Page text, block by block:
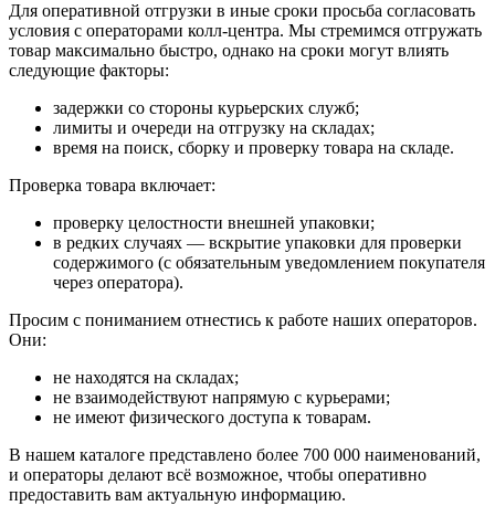
Для оперативной отгрузки в иные сроки просьба согласовать
условия с операторами колл‑центра. Мы стремимся отгружать
товар максимально быстро, однако на сроки могут влиять
следующие факторы:
задержки со стороны курьерских служб;
лимиты и очереди на отгрузку на складах;
время на поиск, сборку и проверку товара на складе.
Проверка товара включает:
проверку целостности внешней упаковки;
в редких случаях — вскрытие упаковки для проверки
содержимого (с обязательным уведомлением покупателя
через оператора).
Просим с пониманием отнестись к работе наших операторов.
Они:
не находятся на складах;
не взаимодействуют напрямую с курьерами;
не имеют физического доступа к товарам.
В нашем каталоге представлено более 700 000 наименований,
и операторы делают всё возможное, чтобы оперативно
предоставить вам актуальную информацию.